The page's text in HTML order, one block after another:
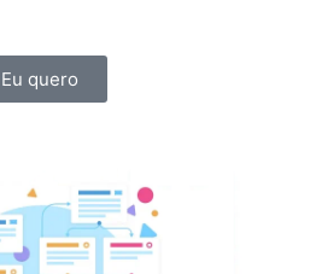
Eu quero